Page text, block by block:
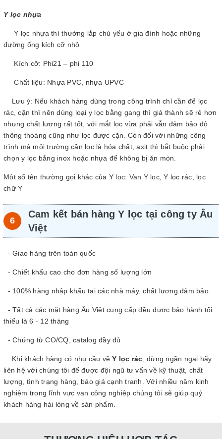
Y lọc nhựa
Y lọc nhựa thì thường lắp chủ yếu ở gia đình hoặc những
đường ống kích cỡ nhỏ
Kích cỡ: Phi21 – phi 110
Chất liệu: Nhựa PVC, nhựa UPVC
Lưu ý: Nếu khách hàng dùng trong công trình chỉ cần để lọc
rác, cặn thì nên dùng loại y lọc bằng gang thì giá thành sẽ rẻ hơn
nhưng chất lượng rất tốt, với mắt lọc vừa phải vẫn đảm bảo độ
thông thoáng cũng như lọc được cặn. Còn đối với những công
trình mà môi trường cần lọc là hóa chất, axit thì bắt buộc phải
chọn y lọc bằng inox hoặc nhựa để không bị ăn mòn.
Một số tên thường gọi khác của Y lọc: Van Y lọc, Y lọc rác, lọc
chữ Y
Cam kết bán hàng Y lọc tại công ty Âu
Việt
- Giao hàng trên toàn quốc
- Chiết khấu cao cho đơn hàng số lượng lớn
- 100% hàng nhập khẩu tại các nhà máy, chất lượng đảm bảo.
- Tất cả các mặt hàng Âu Việt cung cấp đều được bảo hành tối
thiểu là 6 - 12 tháng
- Chứng từ CO/CQ, catalog đầy đủ
Khi khách hàng có nhu cầu vềY lọc rác , đừng ngần ngại hãy
liên hệ với chúng tôi để được đội ngũ tư vấn về kỹ thuật, chất
lượng, tình trạng hàng, báo giá cạnh tranh. Với nhiều năm kinh
nghiệm trong lĩnh vực van công nghiệp chúng tôi sẽ giúp quý
khách hàng hài lòng về sản phẩm.